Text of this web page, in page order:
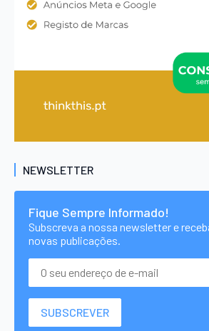
NEWSLETTER
Fique Sempre Informado!
Subscreva a nossa newsletter e
novas publicações.